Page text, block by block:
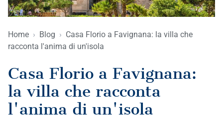
Home › Blog › Casa Florio a Favignana: la villa che
racconta l'anima di un'isola
Casa Florio a Favignana:
la villa che racconta
l'anima di un'isola